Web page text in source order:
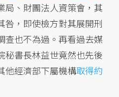
局、財團法人資策會，其
咎，即使檢方對其展開刑
查也不為過。再看過去媒
秘書長林益世竟然也先後
他經濟部下屬機構取得約